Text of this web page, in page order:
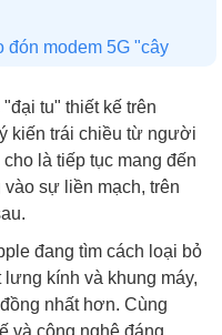
đón modem 5G "cây
tu" thiết kế trên
kiến trái chiều từ người
là tiếp tục mang đến
sự liền mạch, trên
đang tìm cách loại bỏ
kính và khung máy,
nhất hơn. Cùng
và công nghệ đáng